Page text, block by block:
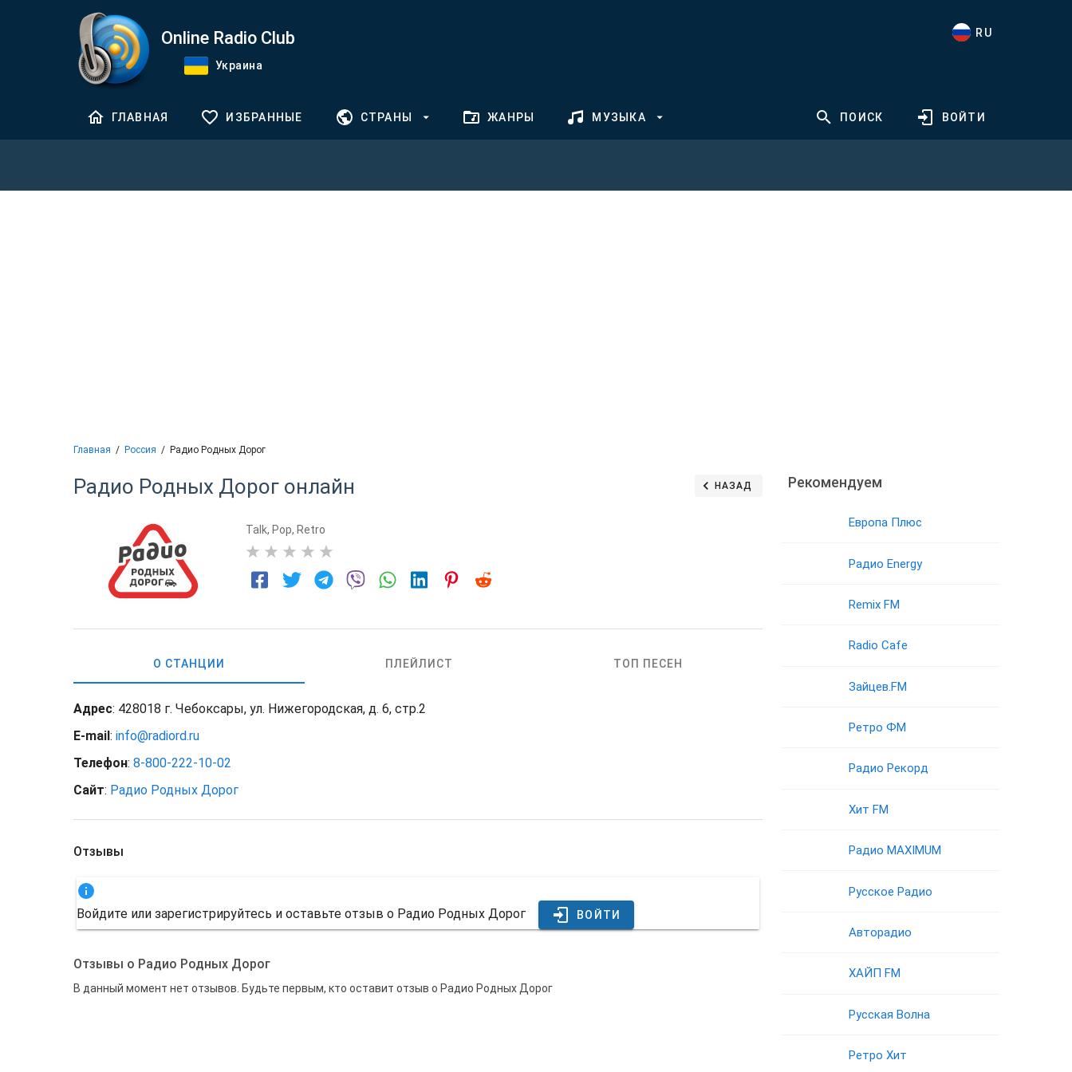
Online Radio Club
Украина
RU
ГЛАВНАЯ ИЗБРАННЫЕ СТРАНЫ ЖАНРЫ МУЗЫКА ПОИСК ВОЙТИ
Главная Россия Радио Родных Дорог
Радио Родных Дорогонлайн НАЗАД
Talk, Pop, Retro
О СТАНЦИИ ПЛЕЙЛИСТ ТОП ПЕСЕН
Адрес: 428018 г. Чебоксары, ул. Нижегородская, д. 6, стр.2
E-mail: info@radiord.ru
Телефон: 8-800-222-10-02
Сайт: Радио Родных Дорог
Отзывы
Войдите или зарегистрируйтесь и оставьте отзыв о Радио Родных Дорог ВОЙТИ
Отзывы о Радио Родных Дорог
В данный момент нет отзывов. Будьте первым, кто оставит отзыв о Радио Родных Дорог
Рекомендуем
Европа Плюс
Радио Energy
Remix FM
Radio Cafe
Зайцев.FM
Ретро ФМ
Радио Рекорд
Хит FM
Радио MAXIMUM
Русское Радио
Авторадио
ХАЙП FM
Русская Волна
Ретро Хит